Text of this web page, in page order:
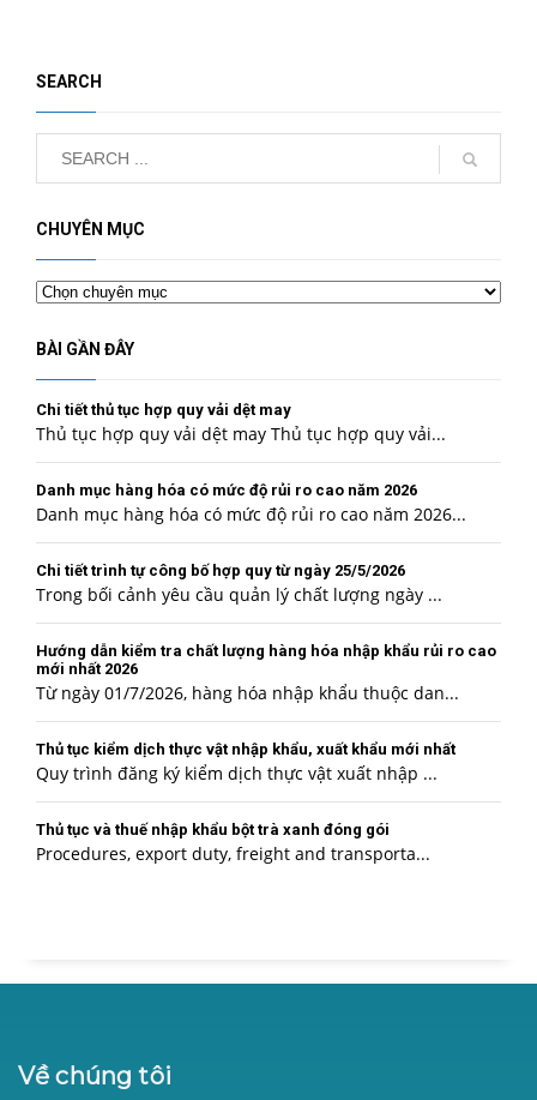
SEARCH
CHUYÊN MỤC
Chuyên
mục
BÀI GẦN ĐÂY
Chi tiết thủ tục hợp quy vải dệt may
Thủ tục hợp quy vải dệt may Thủ tục hợp quy vải...
Danh mục hàng hóa có mức độ rủi ro cao năm 2026
Danh mục hàng hóa có mức độ rủi ro cao năm 2026...
Chi tiết trình tự công bố hợp quy từ ngày 25/5/2026
Trong bối cảnh yêu cầu quản lý chất lượng ngày ...
Hướng dẫn kiểm tra chất lượng hàng hóa nhập khẩu rủi ro cao
mới nhất 2026
Từ ngày 01/7/2026, hàng hóa nhập khẩu thuộc dan...
Thủ tục kiểm dịch thực vật nhập khẩu, xuất khẩu mới nhất
Quy trình đăng ký kiểm dịch thực vật xuất nhập ...
Thủ tục và thuế nhập khẩu bột trà xanh đóng gói
Procedures, export duty, freight and transporta...
Về chúng tôi